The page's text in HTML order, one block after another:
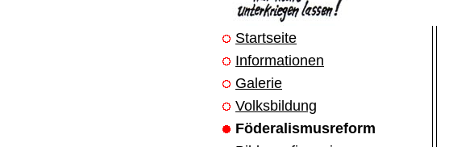
Startseite
Informationen
Galerie
Volksbildung
Föderalismusreform